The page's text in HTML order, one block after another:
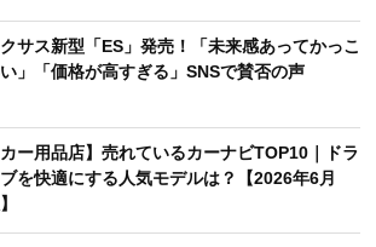
サス新型「ES」発売！「未来感あってかっこ
」「価格が高すぎる」SNSで賛否の声
カー用品店】売れているカーナビTOP10｜ドラ
を快適にする人気モデルは？【2026年6月